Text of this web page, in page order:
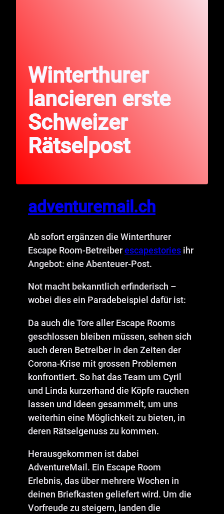
Winterthurer
lancieren erste
Schweizer
Rätselpost
adventuremail.ch
Ab sofort ergänzen die Winterthurer
Escape Room-Betreiberescapestories ihr
Angebot: eine Abenteuer-Post.
Not macht bekanntlich erfinderisch –
wobei dies ein Paradebeispiel dafür ist:
Da auch die Tore aller Escape Rooms
geschlossen bleiben müssen, sehen sich
auch deren Betreiber in den Zeiten der
Corona-Krise mit grossen Problemen
konfrontiert. So hat das Team um Cyril
und Linda kurzerhand die Köpfe rauchen
lassen und Ideen gesammelt, um uns
weiterhin eine Möglichkeit zu bieten, in
deren Rätselgenuss zu kommen.
Herausgekommen ist dabei
AdventureMail. Ein Escape Room
Erlebnis, das über mehrere Wochen in
deinen Briefkasten geliefert wird. Um die
Vorfreude zu steigern, landen die